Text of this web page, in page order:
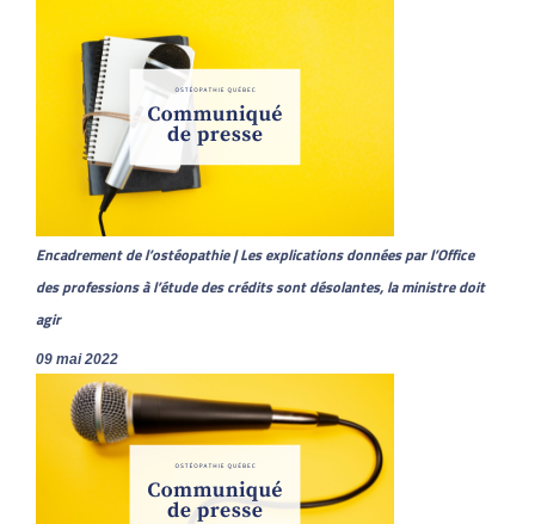
Encadrement de l’ostéopathie | Les explications données par l’Office
des professions à l’étude des crédits sont désolantes, la ministre doit
agir
09 mai 2022